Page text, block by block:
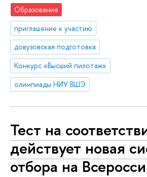
Образование
приглашение к участию
довузовская подготовка
Конкурс «Высший пилотаж»
олимпиады НИУ ВШЭ
Тест на
действует новая
отбора на